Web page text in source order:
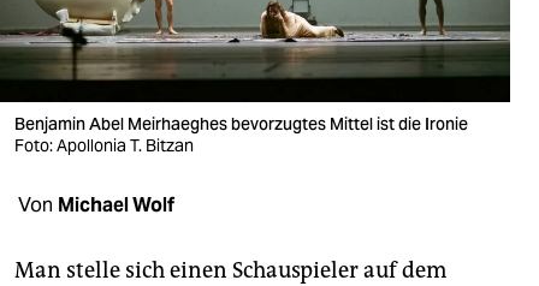
wahrheit
verlag
verlag
shop
fragen & hilfe
Benjamin Abel Meirhaeghes bevorzugtes Mittel ist die Ironie
Foto: Apollonia T. Bitzan
Von Michael Wolf
Man stelle sich einen Schauspieler auf dem